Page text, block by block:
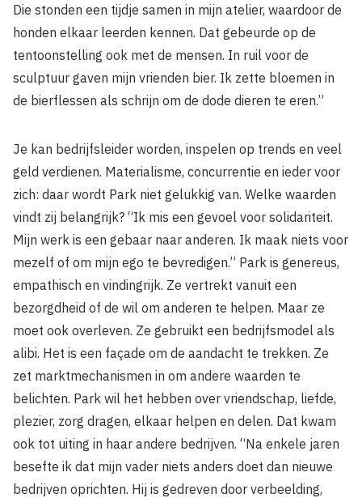
Die stonden een tijdje samen in mijn atelier, waardoor de
honden elkaar leerden kennen. Dat gebeurde op de
tentoonstelling ook met de mensen. In ruil voor de
sculptuur gaven mijn vrienden bier. Ik zette bloemen in
de bierflessen als schrijn om de dode dieren te eren.”
Je kan bedrijfsleider worden, inspelen op trends en veel
geld verdienen. Materialisme, concurrentie en ieder voor
zich: daar wordt Park niet gelukkig van. Welke waarden
vindt zij belangrijk? “Ik mis een gevoel voor solidariteit.
Mijn werk is een gebaar naar anderen. Ik maak niets voor
mezelf of om mijn ego te bevredigen.” Park is genereus,
empathisch en vindingrijk. Ze vertrekt vanuit een
bezorgdheid of de wil om anderen te helpen. Maar ze
moet ook overleven. Ze gebruikt een bedrijfsmodel als
alibi. Het is een façade om de aandacht te trekken. Ze
zet marktmechanismen in om andere waarden te
belichten. Park wil het hebben over vriendschap, liefde,
plezier, zorg dragen, elkaar helpen en delen. Dat kwam
ook tot uiting in haar andere bedrijven. “Na enkele jaren
besefte ik dat mijn vader niets anders doet dan nieuwe
bedrijven oprichten. Hij is gedreven door verbeelding,